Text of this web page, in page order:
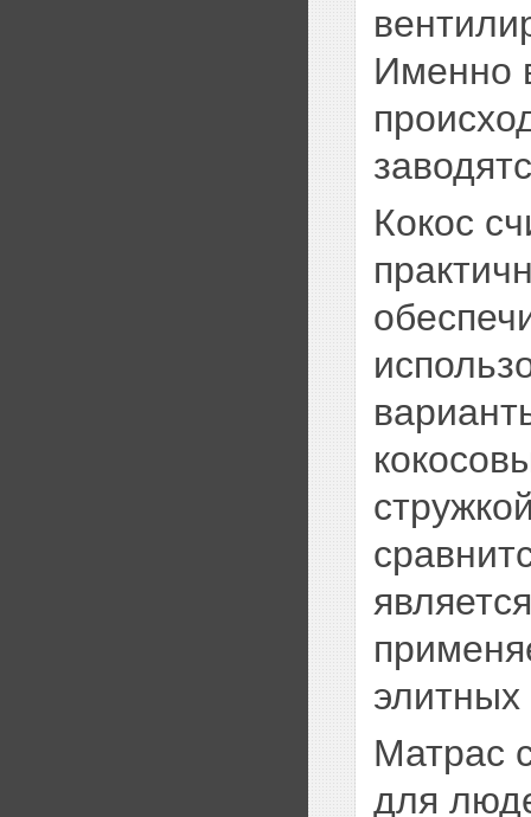
Именно
Кокос
Матрас
для